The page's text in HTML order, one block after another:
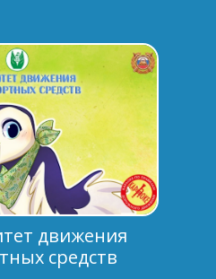
движения
средств